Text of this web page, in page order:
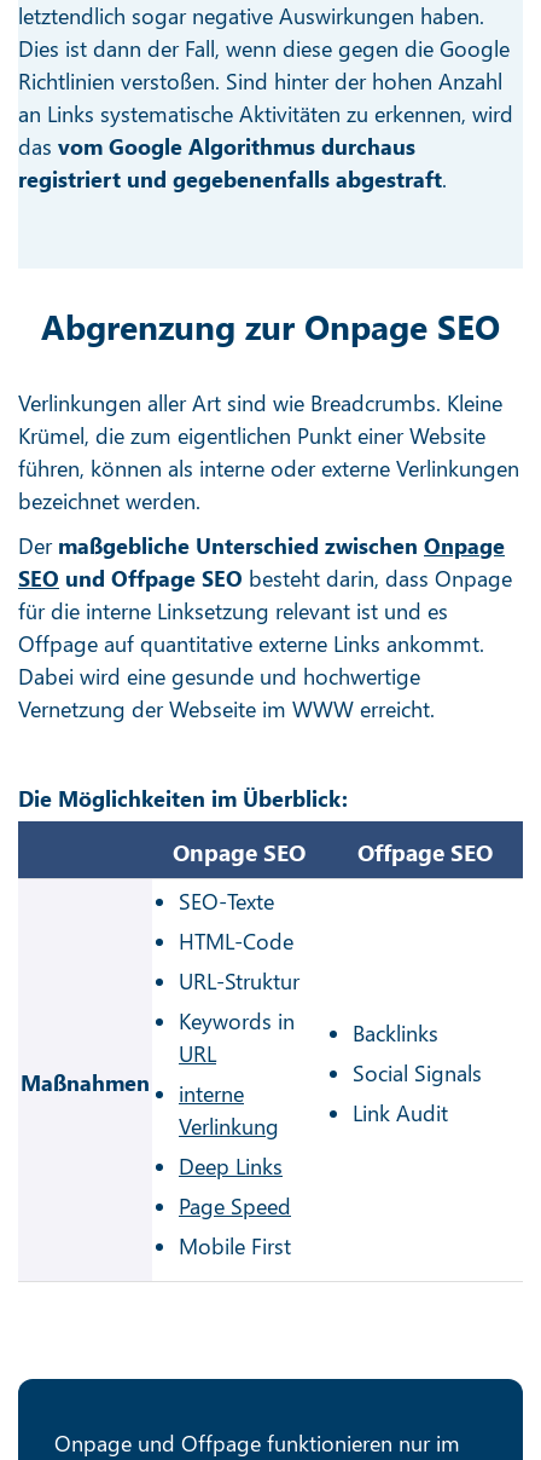
letztendlich sogar negative Auswirkungen haben.
Dies ist dann der Fall, wenn diese gegen die Google
Richtlinien verstoßen. Sind hinter der hohen Anzahl
an Links systematische Aktivitäten zu erkennen, wird
das vom Google Algorithmus durchaus
registriert und gegebenenfalls abgestraft.
Abgrenzung zur Onpage SEO
Verlinkungen aller Art sind wie Breadcrumbs. Kleine
Krümel, die zum eigentlichen Punkt einer Website
führen, können als interne oder externe Verlinkungen
bezeichnet werden.
Der maßgebliche Unterschied zwischen Onpage
SEO und Offpage SEO besteht darin, dass Onpage
für die interne Linksetzung relevant ist und es
Offpage auf quantitative externe Links ankommt.
Dabei wird eine gesunde und hochwertige
Vernetzung der Webseite im WWW erreicht.
Die Möglichkeiten im Überblick:
Onpage SEO Offpage SEO
Maßnahmen
SEO-Texte
HTML-Code
URL-Struktur
Keywords in
URL
interne
Verlinkung
Deep Links
Page Speed
Mobile First
Backlinks
Social Signals
Link Audit
Onpage und Offpage funktionieren nur im